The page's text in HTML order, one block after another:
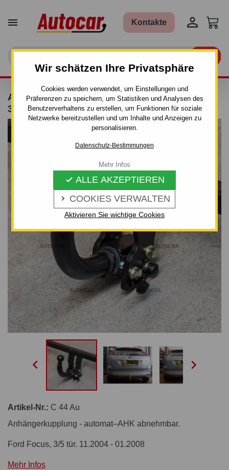
Wir schätzen Ihre Privatsphäre
Cookies werden verwendet, um Einstellungen und
Präferenzen zu speichern, um Statistiken und Analysen des
Benutzerverhaltens zu erstellen, um Funktionen für soziale
Netzwerke bereitzustellen und um Inhalte und Anzeigen zu
personalisieren.
Datenschutz-Bestimmungen
 COOKIES VERWALTEN
 ALLE AKZEPTIEREN
Aktivieren Sie wichtige Cookies
Mehr Infos
 Kontakte 
ANHÄNGERKUPPLUNG FÜR FORD FOCUS -
3/5-TÜRIG - AUTOMAT–AHK ABNEHMBAR
 
Artikel-Nr.: C 44 Au
Anhängerkupplung - automat–AHK abnehmbar.
Ford Focus, 3/5 tür. 11.2004 - 01.2008
Mehr Infos